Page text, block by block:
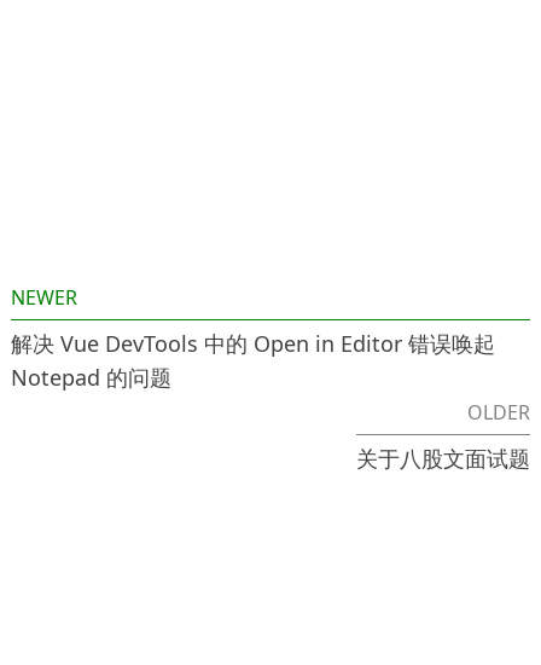
NEWER
解决 Vue DevTools 中的 Open in Editor 错误唤起
Notepad 的问题
OLDER
关于八股文面试题